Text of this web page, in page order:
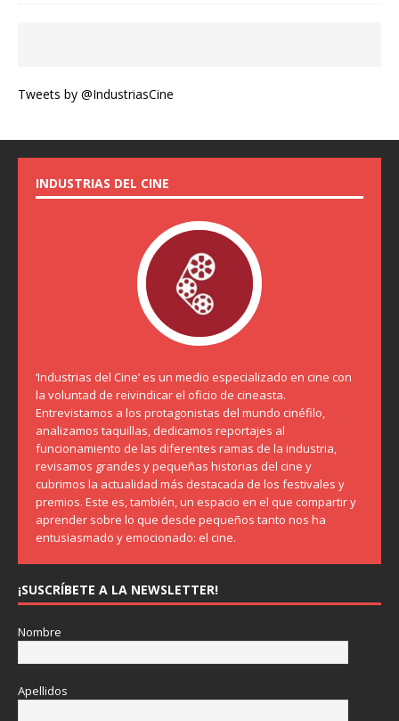
Tweets by @IndustriasCine
INDUSTRIAS DEL CINE
‘Industrias del Cine’ es un medio especializado en cine con
la voluntad de reivindicar el oficio de cineasta.
Entrevistamos a los protagonistas del mundo cinéfilo,
analizamos taquillas, dedicamos reportajes al
funcionamiento de las diferentes ramas de la industria,
revisamos grandes y pequeñas historias del cine y
cubrimos la actualidad más destacada de los festivales y
premios. Este es, también, un espacio en el que compartir y
aprender sobre lo que desde pequeños tanto nos ha
entusiasmado y emocionado: el cine.
¡SUSCRÍBETE A LA NEWSLETTER!
Nombre
Apellidos